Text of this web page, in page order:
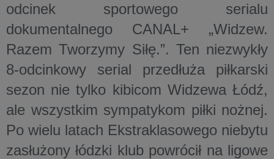
odcinek sportowego serialu
dokumentalnego CANAL+ „Widzew.
Razem Tworzymy Siłę.”. Ten niezwykły
8-odcinkowy serial przedłuża piłkarski
sezon nie tylko kibicom Widzewa Łódź,
ale wszystkim sympatykom piłki nożnej.
Po wielu latach Ekstraklasowego niebytu
zasłużony łódzki klub powrócił na ligowe